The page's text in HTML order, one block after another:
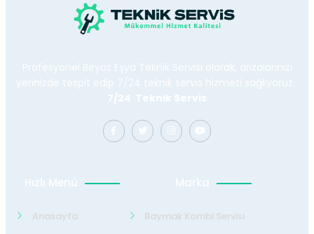
Profesyonel Beyaz Eşya Teknik Servisi olarak, arızalarınızı
yerinizde tespit edip 7/24 teknik servis hizmeti sağlıyoruz.
7/24 Teknik Servis
Hızlı Menü
Anasayfa
Marka
Baymak Kombi Servisi